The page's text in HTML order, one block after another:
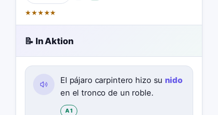
★★★★★
📝 In Aktion
El pájaro carpintero hizo su nido
en el tronco de un roble.
A1